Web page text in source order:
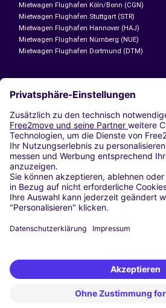
Mietwagen Flughafen Köln/Bonn (CGN)
Mietwagen Flughafen Stuttgart (STR)
Mietwagen Flughafen Hannover (HAJ)
Mietwagen Flughafen Nürnberg (NUE)
Mietwagen Flughafen Dortmund (DTM)
CARSHARING
UNSERE STÄDTE
Paris
Madrid
Washington DC
Mailand
Rom
Turin
Wien
Berlin
Düsseldorf